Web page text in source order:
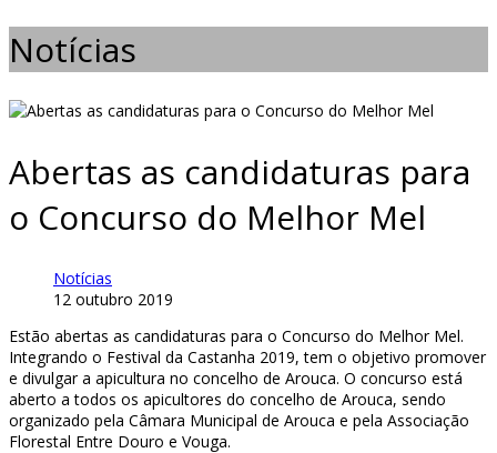
Notícias
Abertas as candidaturas para
o Concurso do Melhor Mel
Notícias
12 outubro 2019
Estão abertas as candidaturas para o Concurso do Melhor Mel.
Integrando o Festival da Castanha 2019, tem o objetivo promover
e divulgar a apicultura no concelho de Arouca. O concurso está
aberto a todos os apicultores do concelho de Arouca, sendo
organizado pela Câmara Municipal de Arouca e pela Associação
Florestal Entre Douro e Vouga.